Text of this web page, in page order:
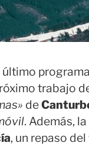
último
trabajo
de
. Además,
, un repaso